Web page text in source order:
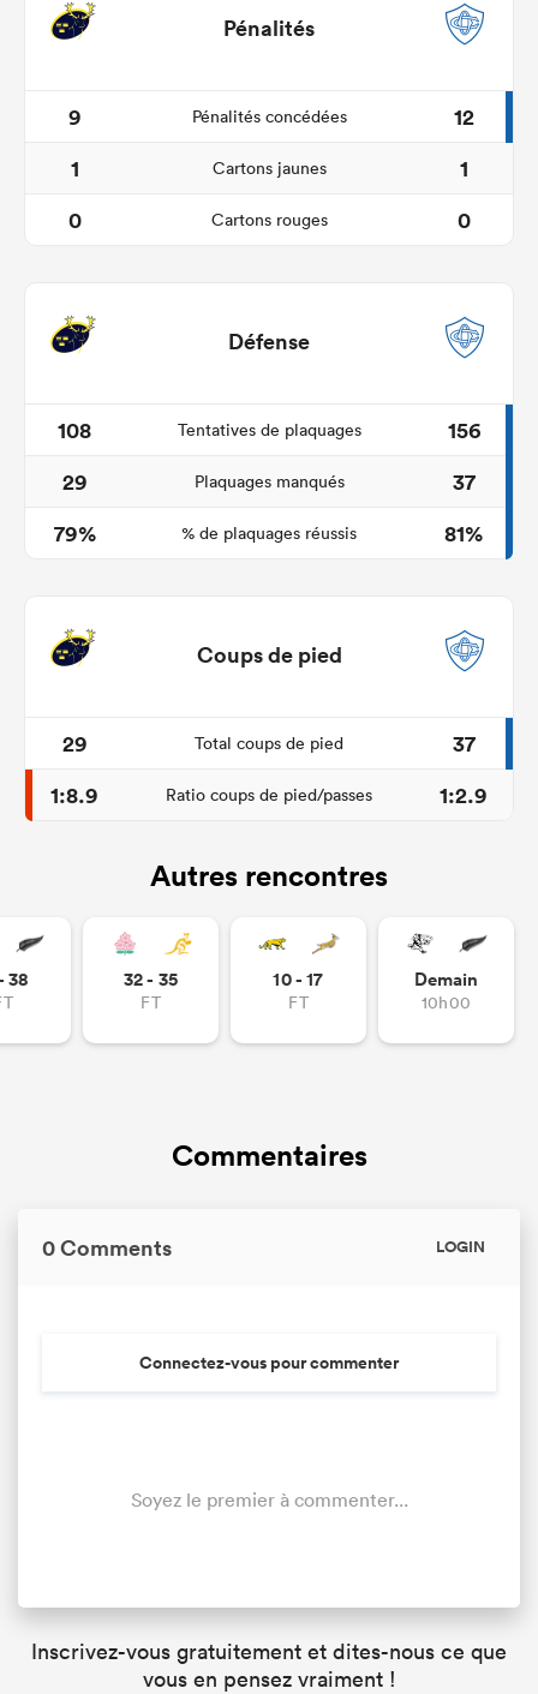
Pénalités
9 Pénalités concédées
12
1
Cartons jaunes
1
0
Cartons rouges 0
Défense
108 Tentatives de plaquages
156
29
Plaquages manqués
37
79%
% de plaquages réussis 81%
Coups de pied
29 Total coups de pied
37
1:8.9
Ratio coups de pied/passes 1:2.9
Autres rencontres
38 32 - 35
FT
10 - 17
FT
Demain
10h00
Commentaires
0 Comments LOGIN
Connectez-vous pour commenter
Soyez le premier à commenter...
Inscrivez-vous gratuitement et dites-nous ce que
vous en pensez vraiment !